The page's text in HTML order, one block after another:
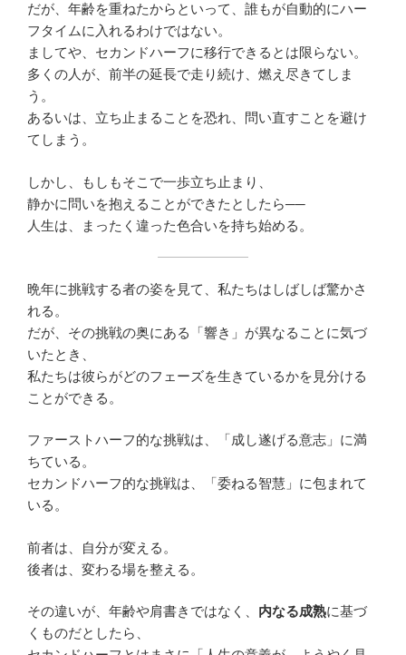
だが、年齢を重ねたからといって、誰もが自動的にハー
フタイムに入れるわけではない。
ましてや、セカンドハーフに移行できるとは限らない。
多くの人が、前半の延長で走り続け、燃え尽きてしま
う。
あるいは、立ち止まることを恐れ、問い直すことを避け
てしまう。
しかし、もしもそこで一歩立ち止まり、
静かに問いを抱えることができたとしたら──
人生は、まったく違った色合いを持ち始める。
晩年に挑戦する者の姿を見て、私たちはしばしば驚かさ
れる。
だが、その挑戦の奥にある「響き」が異なることに気づ
いたとき、
私たちは彼らがどのフェーズを生きているかを見分ける
ことができる。
ファーストハーフ的な挑戦は、「成し遂げる意志」に満
ちている。
セカンドハーフ的な挑戦は、「委ねる智慧」に包まれて
いる。
前者は、自分が変える。
後者は、変わる場を整える。
その違いが、年齢や肩書きではなく、 内なる成熟に基づ
くものだとしたら、